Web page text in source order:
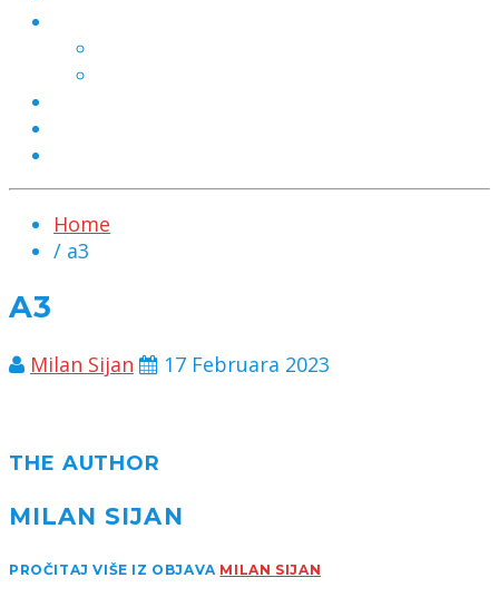
Home
/ a3
A3
Milan Sijan 17 Februara 2023
THE AUTHOR
MILAN SIJAN
PROČITAJ VIŠE IZ OBJAVA MILAN SIJAN